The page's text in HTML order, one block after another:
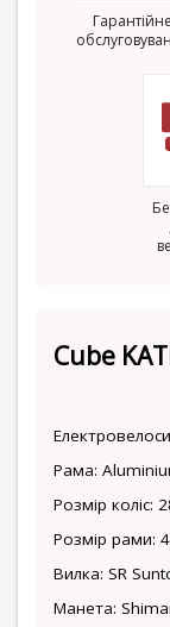
Гарантійне
Cube
Рама:
Розмір коліс:
Розмір рами:
Вилка: SR
Манета: